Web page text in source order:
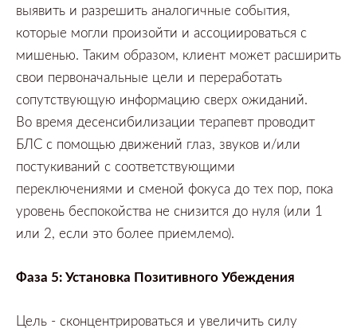
выявить и разрешить аналогичные события,
которые могли произойти и ассоциироваться с
мишенью. Таким образом, клиент может расширить
свои первоначальные цели и переработать
сопутствующую информацию сверх ожиданий.
Во время десенсибилизации терапевт проводит
БЛС с помощью движений глаз, звуков и/или
постукиваний с соответствующими
переключениями и сменой фокуса до тех пор, пока
уровень беспокойства не снизится до нуля (или 1
или 2, если это более приемлемо).
Фаза 5:Установка Позитивного Убеждения
Цель - сконцентрироваться и увеличить силу